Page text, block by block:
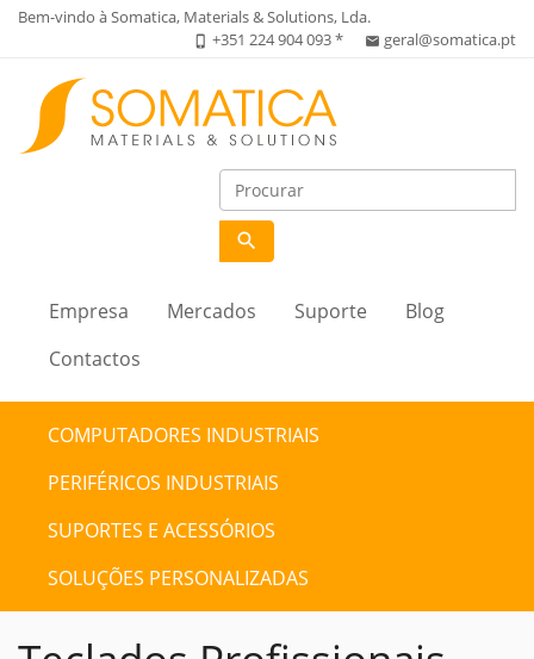
Bem-vindo à Somatica, Materials & Solutions, Lda.
phone_iphone +351 224 904 093 * email geral@somatica.pt
search
Empresa Mercados Suporte
Blog
Contactos
COMPUTADORES INDUSTRIAIS
PERIFÉRICOS INDUSTRIAIS
SUPORTES E ACESSÓRIOS
SOLUÇÕES PERSONALIZADAS